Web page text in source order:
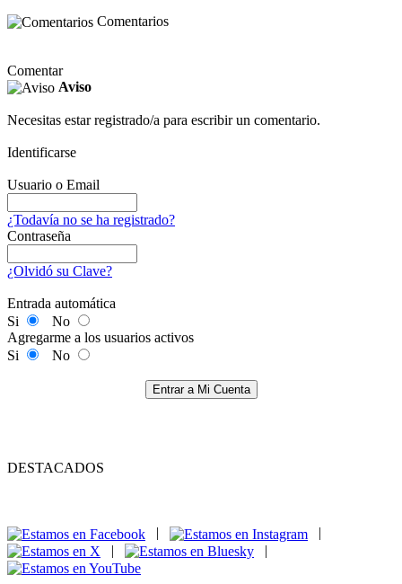
Comentarios
Comentar
Aviso
Necesitas estar registrado/a para escribir un comentario.
Identificarse
Usuario o Email
¿Todavía no se ha registrado?
Contraseña
¿Olvidó su Clave?
Entrada automática
Si
No
Agregarme a los usuarios activos
Si
No
Entrar a Mi Cuenta
DESTACADOS
|
|